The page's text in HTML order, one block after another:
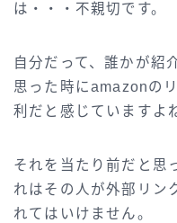
は・・・不親切です。
自分だって、誰かが紹
思った時にamazonの
利だと感じていますよ
それを当たり前だと思
れはその人が外部リン
れてはいけません。